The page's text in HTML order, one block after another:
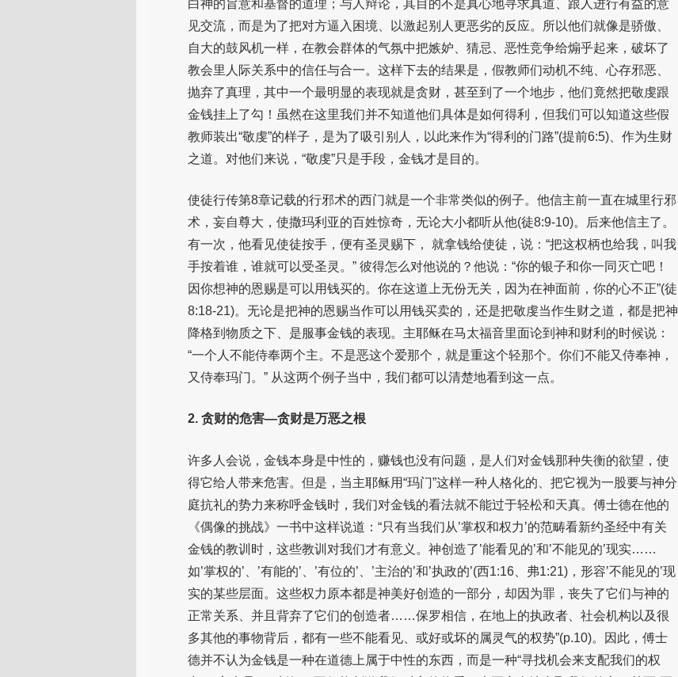
白神的旨意和基督的道理；与人辩论，其目的不是真心地寻求真道、跟人进行有益的意
见交流，而是为了把对方逼入困境、以激起别人更恶劣的反应。所以他们就像是骄傲、
自大的鼓风机一样，在教会群体的气氛中把嫉妒、猜忌、恶性竞争给煽乎起来，破坏了
教会里人际关系中的信任与合一。这样下去的结果是，假教师们动机不纯、心存邪恶、
抛弃了真理，其中一个最明显的表现就是贪财，甚至到了一个地步，他们竟然把敬虔跟
金钱挂上了勾！虽然在这里我们并不知道他们具体是如何得利，但我们可以知道这些假
教师装出“敬虔”的样子，是为了吸引别人，以此来作为“得利的门路”(提前6:5)、作为生财
之道。对他们来说，“敬虔”只是手段，金钱才是目的。
使徒行传第8章记载的行邪术的西门就是一个非常类似的例子。他信主前一直在城里行邪
术，妄自尊大，使撒玛利亚的百姓惊奇，无论大小都听从他(徒8:9-10)。后来他信主了。
有一次，他看见使徒按手，便有圣灵赐下， 就拿钱给使徒，说：“把这权柄也给我，叫我
手按着谁，谁就可以受圣灵。” 彼得怎么对他说的？他说：“你的银子和你一同灭亡吧！
因你想神的恩赐是可以用钱买的。你在这道上无份无关，因为在神面前，你的心不正”(徒
8:18-21)。无论是把神的恩赐当作可以用钱买卖的，还是把敬虔当作生财之道，都是把神
降格到物质之下、是服事金钱的表现。主耶稣在马太福音里面论到神和财利的时候说：
“一个人不能侍奉两个主。不是恶这个爱那个，就是重这个轻那个。你们不能又侍奉神，
又侍奉玛门。” 从这两个例子当中，我们都可以清楚地看到这一点。
2. 贪财的危害—贪财是万恶之根
许多人会说，金钱本身是中性的，赚钱也没有问题，是人们对金钱那种失衡的欲望，使
得它给人带来危害。但是，当主耶稣用“玛门”这样一种人格化的、把它视为一股要与神分
庭抗礼的势力来称呼金钱时，我们对金钱的看法就不能过于轻松和天真。傅士德在他的
《偶像的挑战》一书中这样说道：“只有当我们从’掌权和权力’的范畴看新约圣经中有关
金钱的教训时，这些教训对我们才有意义。神创造了’能看见的’和’不能见的’现实……
如’掌权的’、’有能的’、’有位的’、’主治的’和’执政的’(西1:16、弗1:21)，形容’不能见的’现
实的某些层面。这些权力原本都是神美好创造的一部分，却因为罪，丧失了它们与神的
正常关系、并且背弃了它们的创造者……保罗相信，在地上的执政者、社会机构以及很
多其他的事物背后，都有一些不能看见、或好或坏的属灵气的权势”(p.10)。因此，傅士
德并不认为金钱是一种在道德上属于中性的东西，而是一种“寻找机会来支配我们的权